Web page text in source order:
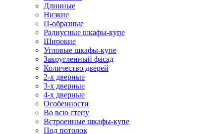
Длинные
Низкие
П-образные
Радиусные шкафы-купе
Широкие
Угловые шкафы-купе
Закругленный фасад
Количество дверей
2-х дверные
3-х дверные
4-х дверные
Особенности
Во всю стену
Встроенные шкафы-купе
Под потолок